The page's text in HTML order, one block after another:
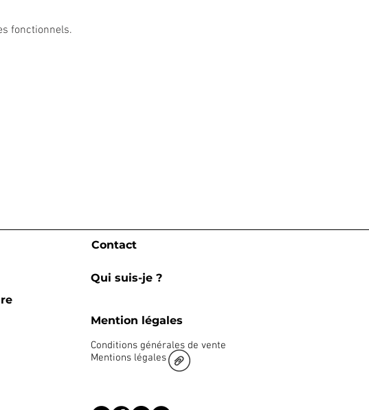
fonctionnels.
Contact
Qui suis-je ?
Mention légales
Conditions générales de vente
Mentions légales